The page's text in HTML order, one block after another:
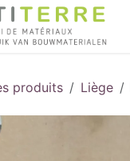
produits Liège